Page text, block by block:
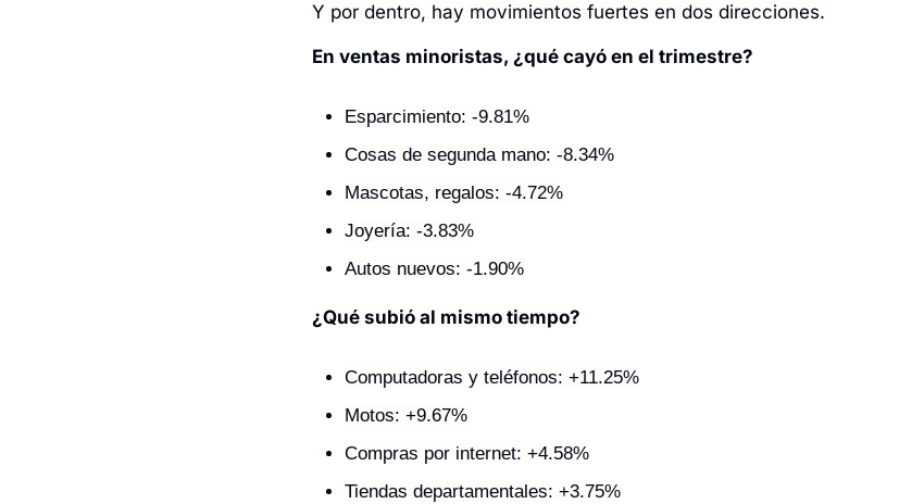
Y por dentro, hay movimientos fuertes en dos direcciones.
En ventas minoristas, ¿qué cayó en el trimestre?
Esparcimiento: -9.81%
Cosas de segunda mano: -8.34%
Mascotas, regalos: -4.72%
Joyería: -3.83%
Autos nuevos: -1.90%
¿Qué subió al mismo tiempo?
Computadoras y teléfonos: +11.25%
Motos: +9.67%
Compras por internet: +4.58%
Tiendas departamentales: +3.75%